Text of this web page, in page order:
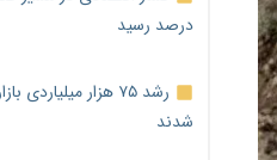
درصد رسید
رشد ۷۵ هزار
شدند